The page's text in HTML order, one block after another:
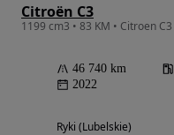
Citroën C3
1199 cm3 • 83 KM • Citroen C3
46 740 km
2022
Ryki (Lubelskie)